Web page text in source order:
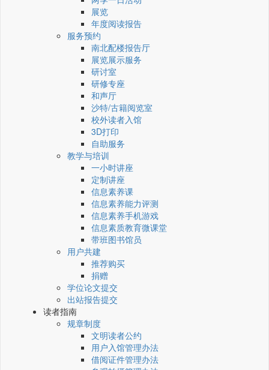
展览
年度阅读报告
服务预约
南北配楼报告厅
展览展示服务
研讨室
研修专座
和声厅
沙特/古籍阅览室
校外读者入馆
3D打印
自助服务
教学与培训
一小时讲座
定制讲座
信息素养课
信息素养能力评测
信息素养手机游戏
信息素质教育微课堂
带班图书馆员
用户共建
推荐购买
捐赠
学位论文提交
出站报告提交
读者指南
规章制度
文明读者公约
用户入馆管理办法
借阅证件管理办法